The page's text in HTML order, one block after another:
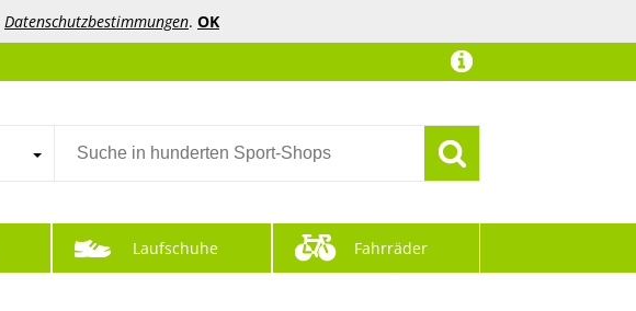
Datenschutzbestimmungen. OK
Laufschuhe Fahrräder